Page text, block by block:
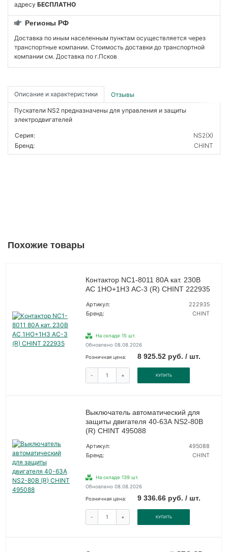
адресу БЕСПЛАТНО
Регионы РФ
Доставка по иным населенным пунктам осуществляется через
транспортные компании. Стоимость доставки до транспортной
компании см. Доставка по г.Псков
Описание и характеристики Отзывы
Пускатели NS2 предназначены для управления и защиты
электродвигателей
Серия:
NS2(X)
Бренд:
CHINT
Похожие товары
Контактор NC1-8011 80А кат. 230В
AC 1НО+1НЗ AC-3 (R) CHINT 222935
Артикул:
222935
Бренд:
CHINT
На складе 15 шт.
Обновлено 08.08.2026
Розничная цена: 8 925.52 руб. / шт.
- + КУПИТЬ
Выключатель автоматический для
защиты двигателя 40-63А NS2-80B
(R) CHINT 495088
Артикул:
495088
Бренд:
CHINT
На складе 139 шт.
Обновлено 08.08.2026
Розничная цена: 9 336.66 руб. / шт.
- + КУПИТЬ